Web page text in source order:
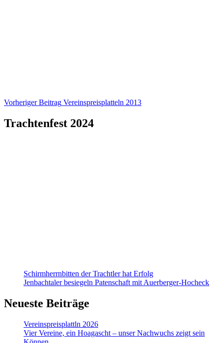
Beitragsnavigation
Vorheriger Beitrag Vereinspreisplatteln 2013
Trachtenfest 2024
Schirmherrnbitten der Trachtler hat Erfolg
Jenbachtaler besiegeln Patenschaft mit Auerberger-Hocheck
Neueste Beiträge
Vereinspreisplattln 2026
Vier Vereine, ein Hoagascht – unser Nachwuchs zeigt sein